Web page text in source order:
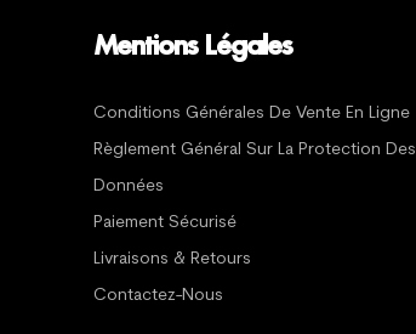
Mentions Légales
Conditions Générales De Vente En Ligne
Règlement Général Sur La Protection Des
Données
Paiement Sécurisé
Livraisons & Retours
Contactez-Nous